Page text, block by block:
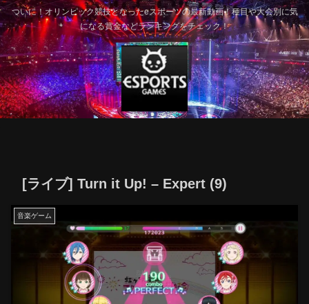
ついに！オリンピック競技となったeスポーツの最新動画！種目や大会別に気
になる賞金などランキングをチェック！
[ライブ] Turn it Up! – Expert (9)
音楽ゲーム